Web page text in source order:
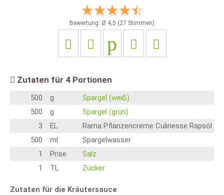
Bewertung: Ø 4,5 (27 Stimmen)
Zutaten für 4 Portionen
500 g
Spargel (weiß)
500
g
Spargel (grün)
3
EL
Rama Pflanzencreme Culinesse Rapsöl
500
ml
Spargelwasser
1
Prise
Salz
1
TL Zucker
Zutaten für die Kräutersauce